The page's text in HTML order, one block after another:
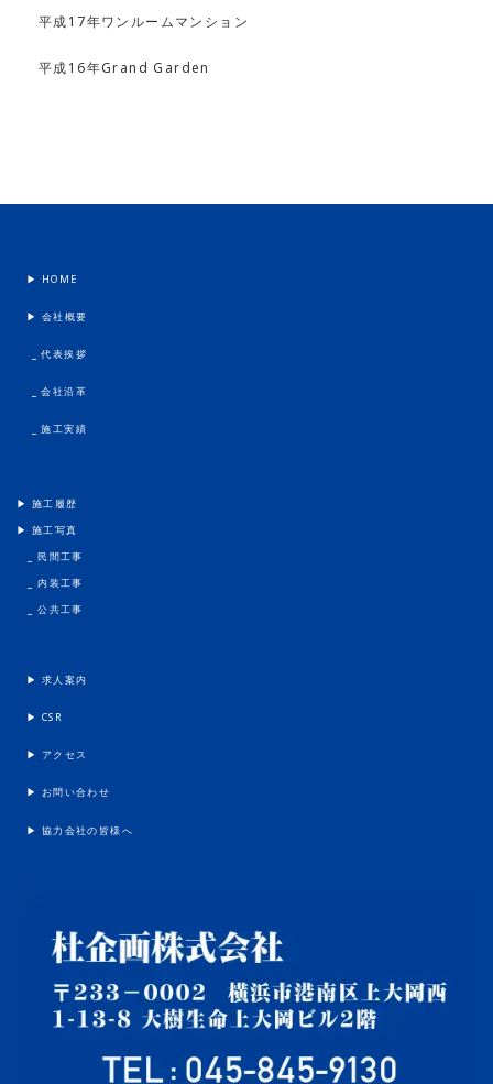
平成17年ワンルームマンション
平成16年Grand Garden
▶︎ HOME
▶︎ 会社概要
_ 代表挨拶
_ 会社沿革
_ 施工実績
▶︎ 施工履歴
▶︎ 施工写真
_ 民間工事
_ 内装工事
_ 公共工事
▶︎ 求人案内
▶︎ CSR
▶︎ アクセス
▶︎ お問い合わせ
▶︎ 協力会社の皆様へ